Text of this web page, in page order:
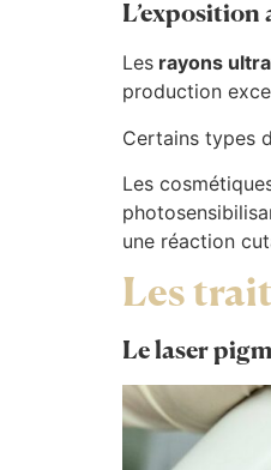
L’exposition
Les rayons
production
Certains types
Les
une réaction
Les
Le laser